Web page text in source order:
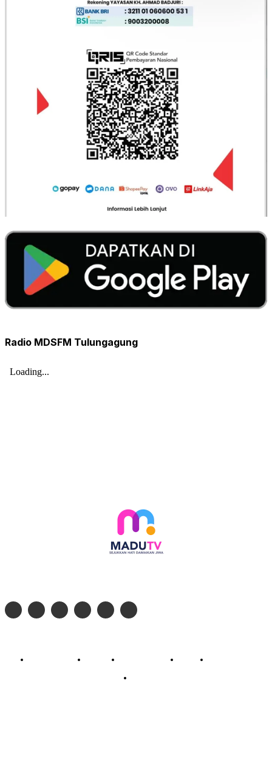
Radio MDSFM Tulungagung
Profil Madu TV Redaksi Pedoman Siber Kontak